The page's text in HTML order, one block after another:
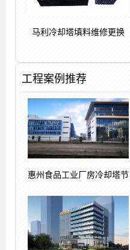
马利冷却塔填料维修更换
工程案例推荐
惠州食品工业厂房冷却塔节